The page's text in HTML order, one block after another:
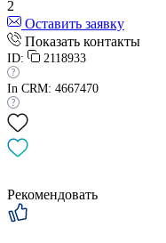
2
Оставить заявку
Показать контакты
ID: 2118933
In CRM: 4667470
Рекомендовать